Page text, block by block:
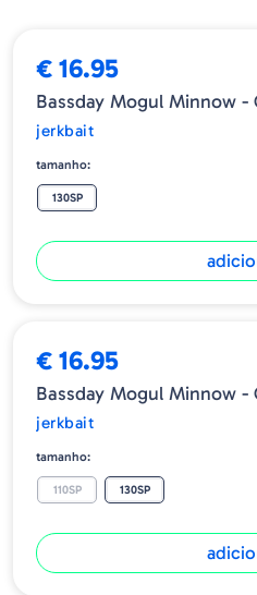
€ 16.95
Bassday Mogul Minnow -
jerkbait
tamanho:
130SP
€ 16.95
Bassday Mogul Minnow -
jerkbait
tamanho:
110SP 130SP